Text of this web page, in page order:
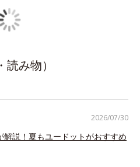
み物）
解説！夏もユードットがおすすめ
2026/07/30